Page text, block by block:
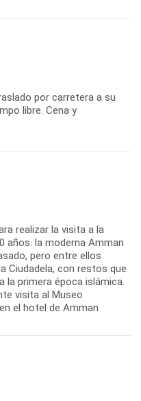
por carretera a su
libre. Cena y
realizar la visita a la
años. la moderna Amman
pero entre ellos
Ciudadela, con restos que
la primera época islámica.
visita al Museo
el hotel de Amman